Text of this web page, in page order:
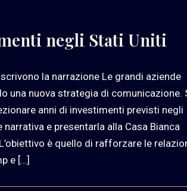
negli Stati Uniti
la narrazione Le grandi aziende
una nuova strategia di comunicazione.
anni di investimenti previsti negli
e presentarla alla Casa Bianca
è quello di rafforzare le
e […]